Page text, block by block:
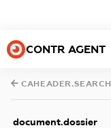
CONTR AGENT
CAHEADER.SEARCH
document.dossier